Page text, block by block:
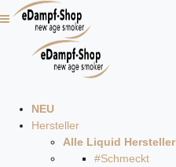
NEU
Hersteller
Alle Liquid Hersteller
#Schmeckt